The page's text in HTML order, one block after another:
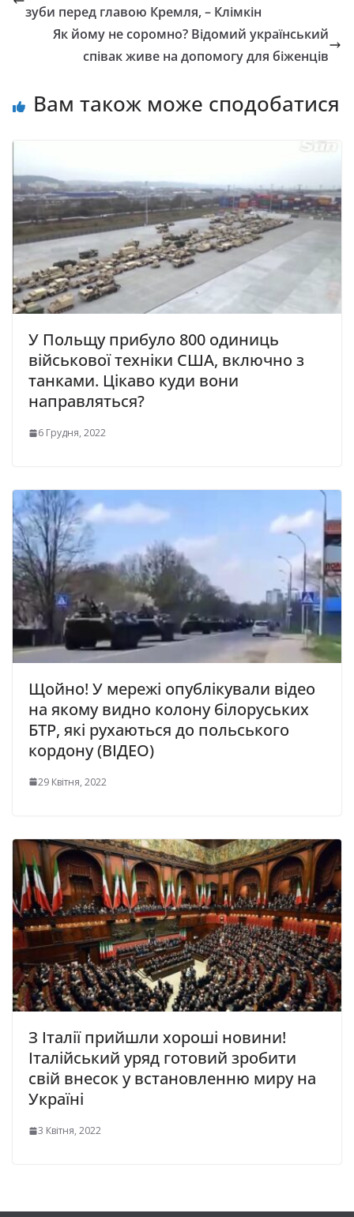
зуби перед главою Кремля, – Клімкін
Як йому не соромно? Відомий український
співак живе на допомогу для біженців
Вам також може сподобатися
У Польщу прибуло 800 одиниць
військової техніки США, включно з
танками. Цікаво куди вони
направляться?
6 Грудня, 2022
Щойно! У мережі опублікували відео
на якому видно колону білоруських
БТР, які рухаються до польського
кордону (ВІДЕО)
29 Квітня, 2022
З Італії прийшли хороші новини!
Італійський уряд готовий зробити
свій внесок у встановленню миру на
Україні
3 Квітня, 2022